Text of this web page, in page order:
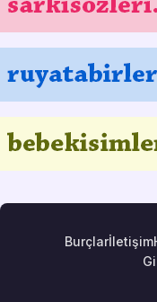
Burçlarİletişim